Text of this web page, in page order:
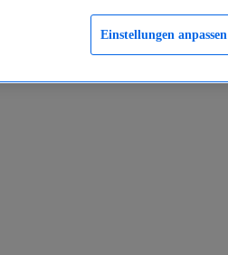
2005-2025
Einstellungen anpassen